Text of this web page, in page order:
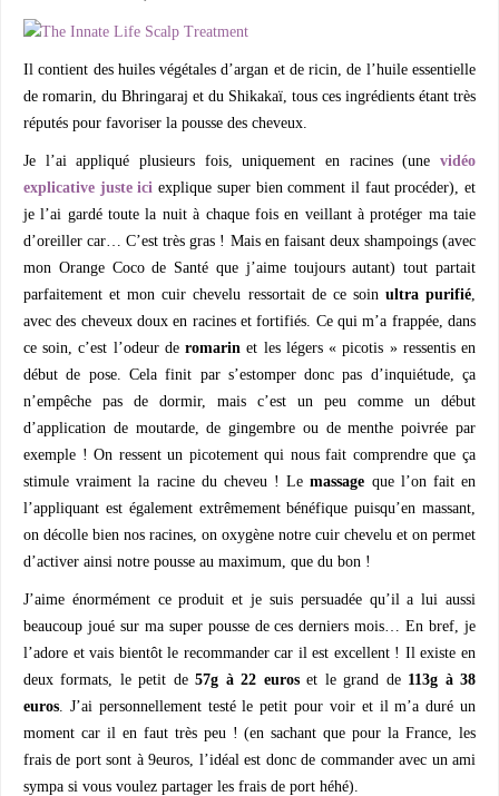
Il contient des huiles végétales d’argan et de ricin, de l’huile essentielle
de romarin, du Bhringaraj et du Shikakaï, tous ces ingrédients étant très
réputés pour favoriser la pousse des cheveux.
Je l’ai appliqué plusieurs fois, uniquement en racines (une vidéo
explicative juste ici explique super bien comment il faut procéder), et
je l’ai gardé toute la nuit à chaque fois en veillant à protéger ma taie
d’oreiller car… C’est très gras ! Mais en faisant deux shampoings (avec
mon Orange Coco de Santé que j’aime toujours autant) tout partait
parfaitement et mon cuir chevelu ressortait de ce soin ultra purifié
avec des cheveux doux en racines et fortifiés. Ce qui m’a frappée, dans
ce soin, c’est l’odeur deromarin et les légers « picotis » ressentis en
début de pose. Cela finit par s’estomper donc pas d’inquiétude, ça
n’empêche pas de dormir, mais c’est un peu comme un début
d’application de moutarde, de gingembre ou de menthe poivrée par
exemple ! On ressent un picotement qui nous fait comprendre que ça
stimule vraiment la racine du cheveu ! Lemassage que l’on fait en
l’appliquant est également extrêmement bénéfique puisqu’en massant,
on décolle bien nos racines, on oxygène notre cuir chevelu et on permet
d’activer ainsi notre pousse au maximum, que du bon !
J’aime énormément ce produit et je suis persuadée qu’il a lui aussi
beaucoup joué sur ma super pousse de ces derniers mois… En bref, je
l’adore et vais bientôt le recommander car il est excellent ! Il existe en
deux formats, le petit de57g à 22 euroset le grand de 113g à 38
euros . J’ai personnellement testé le petit pour voir et il m’a duré un
moment car il en faut très peu ! (en sachant que pour la France, les
frais de port sont à 9euros, l’idéal est donc de commander avec un ami
sympa si vous voulez partager les frais de port héhé).